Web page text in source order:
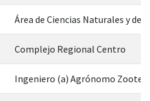
Área de Ciencias Naturales y de
Complejo Regional Centro
Ingeniero (a) Agrónomo